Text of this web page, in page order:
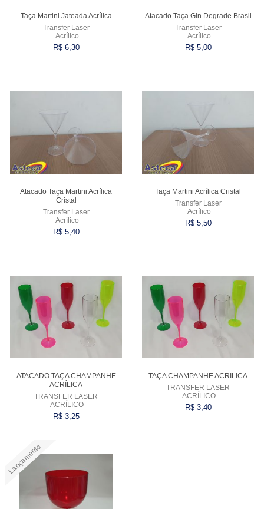
Taça Martini Jateada Acrílica
Transfer Laser
Acrílico
R$ 6,30
Atacado Taça Gin Degrade Brasil
Transfer Laser
Acrílico
R$ 5,00
Atacado Taça Martini Acrílica
Cristal
Transfer Laser
Acrílico
R$ 5,40
Taça Martini Acrílica Cristal
Transfer Laser
Acrílico
R$ 5,50
ATACADO TAÇA CHAMPANHE
ACRÍLICA
TRANSFER LASER
ACRÍLICO
R$ 3,25
TAÇA CHAMPANHE ACRÍLICA
TRANSFER LASER
ACRÍLICO
R$ 3,40
Lançamento